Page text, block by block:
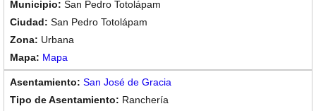
San Pedro Totolápam
San Pedro Totolápam
Urbana
Mapa
San José de Gracia
Ranchería